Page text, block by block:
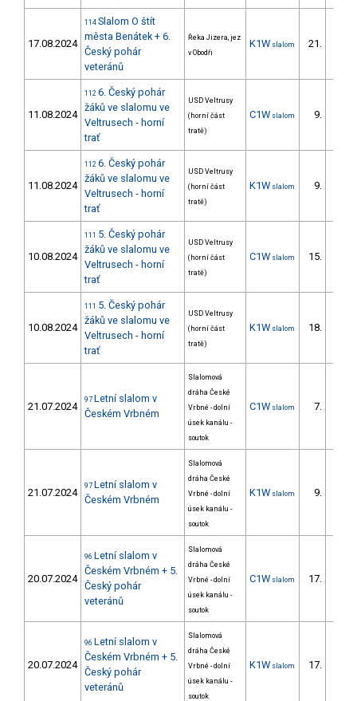
17.08.2024
114 Slalom O štít
města Benátek + 6.
Český pohár
veteránů
Řeka Jizera, jez
v Obodři
K1W slalom 21.
11.08.2024
112 6. Český pohár
žáků ve slalomu ve
Veltrusech - horní
trať
USD Veltrusy
(horní část
tratě)
C1W slalom 9.
11.08.2024
112 6. Český pohár
žáků ve slalomu ve
Veltrusech - horní
trať
USD Veltrusy
(horní část
tratě)
K1W slalom 9.
10.08.2024
111 5. Český pohár
žáků ve slalomu ve
Veltrusech - horní
trať
USD Veltrusy
(horní část
tratě)
C1W slalom 15.
10.08.2024
111 5. Český pohár
žáků ve slalomu ve
Veltrusech - horní
trať
USD Veltrusy
(horní část
tratě)
K1W slalom 18.
21.07.2024
97 Letní slalom v
Českém Vrbném
Slalomová
dráha České
Vrbné - dolní
úsek kanálu -
soutok
C1W slalom 7.
21.07.2024
97 Letní slalom v
Českém Vrbném
Slalomová
dráha České
Vrbné - dolní
úsek kanálu -
soutok
K1W slalom 9.
20.07.2024
96 Letní slalom v
Českém Vrbném + 5.
Český pohár
veteránů
Slalomová
dráha České
Vrbné - dolní
úsek kanálu -
soutok
C1W slalom 17.
20.07.2024
96 Letní slalom v
Českém Vrbném + 5.
Český pohár
veteránů
Slalomová
dráha České
Vrbné - dolní
úsek kanálu -
soutok
K1W slalom 17.